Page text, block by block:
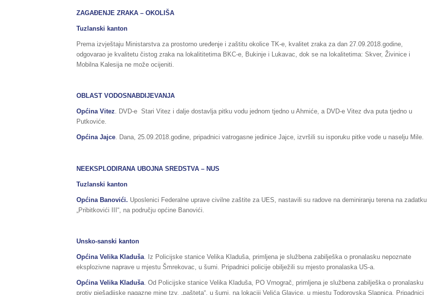
ZAGAĐENJE ZRAKA – OKOLIŠA
Tuzlanski kanton
Prema izvještaju Ministarstva za prostorno uređenje i zaštitu okolice TK-e, kvalitet zraka za dan 27.09.2018.godine,
odgovarao je kvalitetu čistog zraka na lokalititetima BKC-e, Bukinje i Lukavac, dok se na lokalitetima: Skver, Živinice i
Mobilna Kalesija ne može ocijeniti.
OBLAST VODOSNABDIJEVANJA
Općina Vitez. DVD-e Stari Vitez i dalje dostavlja pitku vodu jednom tjedno u Ahmiće, a DVD-e Vitez dva puta tjedno u
Putkoviće.
Općina Jajce. Dana, 25.09.2018.godine, pripadnici vatrogasne jedinice Jajce, izvršili su isporuku pitke vode u naselju Mile.
NEEKSPLODIRANA UBOJNA SREDSTVA – NUS
Tuzlanski kanton
Općina Banovići. Uposlenici Federalne uprave civilne zaštite za UES, nastavili su radove na deminiranju terena na zadatku
„Pribitkovići III“, na području općine Banovići.
Unsko-sanski kanton
Općina Velika Kladuša . Iz Policijske stanice Velika Kladuša, primljena je službena zabilješka o pronalasku nepoznate
eksplozivne naprave u mjestu Šmrekovac, u šumi. Pripadnici policije obilježili su mjesto pronalaska US-a.
Općina Velika Kladuša . Od Policijske stanice Velika Kladuša, PO Vrnograč, primljena je službena zabilješka o pronalasku
protiv pješadijske nagazne mine tzv. „pašteta“, u šumi, na lokaciji Velića Glavice, u mjestu Todorovska Slapnica. Pripadnici